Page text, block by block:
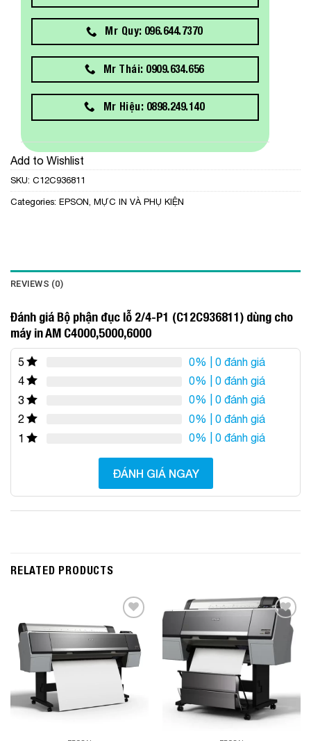
Mr Quy: 096.644.7370
Mr Thái: 0909.634.656
Mr Hiệu: 0898.249.140
Add to Wishlist
SKU: C12C936811
Categories: EPSON, MỰC IN VÀ PHỤ KIỆN
REVIEWS (0)
Đánh giá Bộ phận đục lỗ 2/4-P1 (C12C936811) dùng cho
máy in AM C4000,5000,6000
5 0% | 0 đánh giá
4
0% | 0 đánh giá
3
0% | 0 đánh giá
2
0% | 0 đánh giá
1
0% | 0 đánh giá
ĐÁNH GIÁ NGAY
RELATED PRODUCTS
Add to
Wishlist
Add to
Wishlist